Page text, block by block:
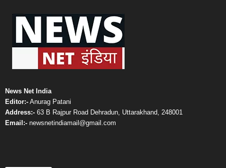
News Net India
Editor:- Anurag Patani
Address:- 63 B Rajpur Road Dehradun, Uttarakhand, 248001
Email:- newsnetindiamail@gmail.com